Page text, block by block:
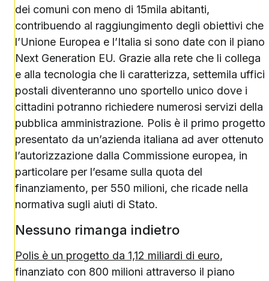
dei comuni con meno di 15mila abitanti,
contribuendo al raggiungimento degli obiettivi che
l’Unione Europea e l’Italia si sono date con il piano
Next Generation EU. Grazie alla rete che li collega
e alla tecnologia che li caratterizza, settemila uffici
postali diventeranno uno sportello unico dove i
cittadini potranno richiedere numerosi servizi della
pubblica amministrazione. Polis è il primo progetto
presentato da un’azienda italiana ad aver ottenuto
l’autorizzazione dalla Commissione europea, in
particolare per l’esame sulla quota del
finanziamento, per 550 milioni, che ricade nella
normativa sugli aiuti di Stato.
Nessuno rimanga indietro
Polis è un progetto da 1,12 miliardi di euro,
finanziato con 800 milioni attraverso il piano